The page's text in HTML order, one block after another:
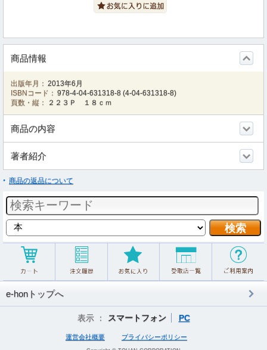
商品情報
出版年月： 2013年6月
ISBNコード： 978-4-04-631318-8 (4-04-631318-8)
頁数・縦：
２２３Ｐ １８ｃｍ
商品の内容
著者紹介
商品の返品について
e-honトップへ
表示 ： スマートフォン PC
運営会社概要 プライバシーポリシー